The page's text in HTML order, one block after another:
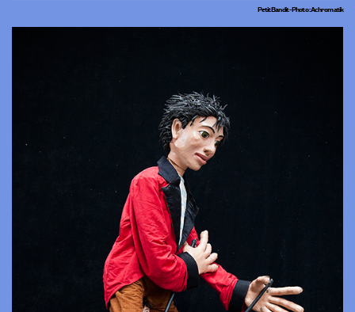
Petit Bandit - Photo : Achromatik